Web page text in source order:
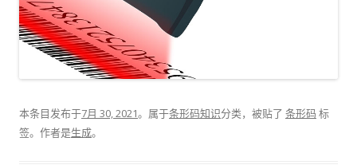
本条目发布于7月 30, 2021。属于条形码知识分类，被贴了 条形码 标
签。 作者是生成。